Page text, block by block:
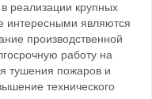
реализации крупных
интересными являются
производственной
работу на
тушения пожаров и
технического